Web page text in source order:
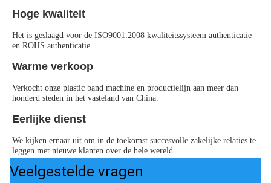
Hoge kwaliteit
Het is geslaagd voor de ISO9001:2008 kwaliteitssysteem authenticatie
en ROHS authenticatie.
Warme verkoop
Verkocht onze plastic band machine en productielijn aan meer dan
honderd steden in het vasteland van China.
Eerlijke dienst
We kijken ernaar uit om in de toekomst succesvolle zakelijke relaties te
leggen met nieuwe klanten over de hele wereld.
Veelgestelde vragen